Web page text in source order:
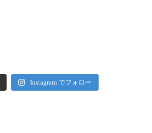
Instagram でフォロー